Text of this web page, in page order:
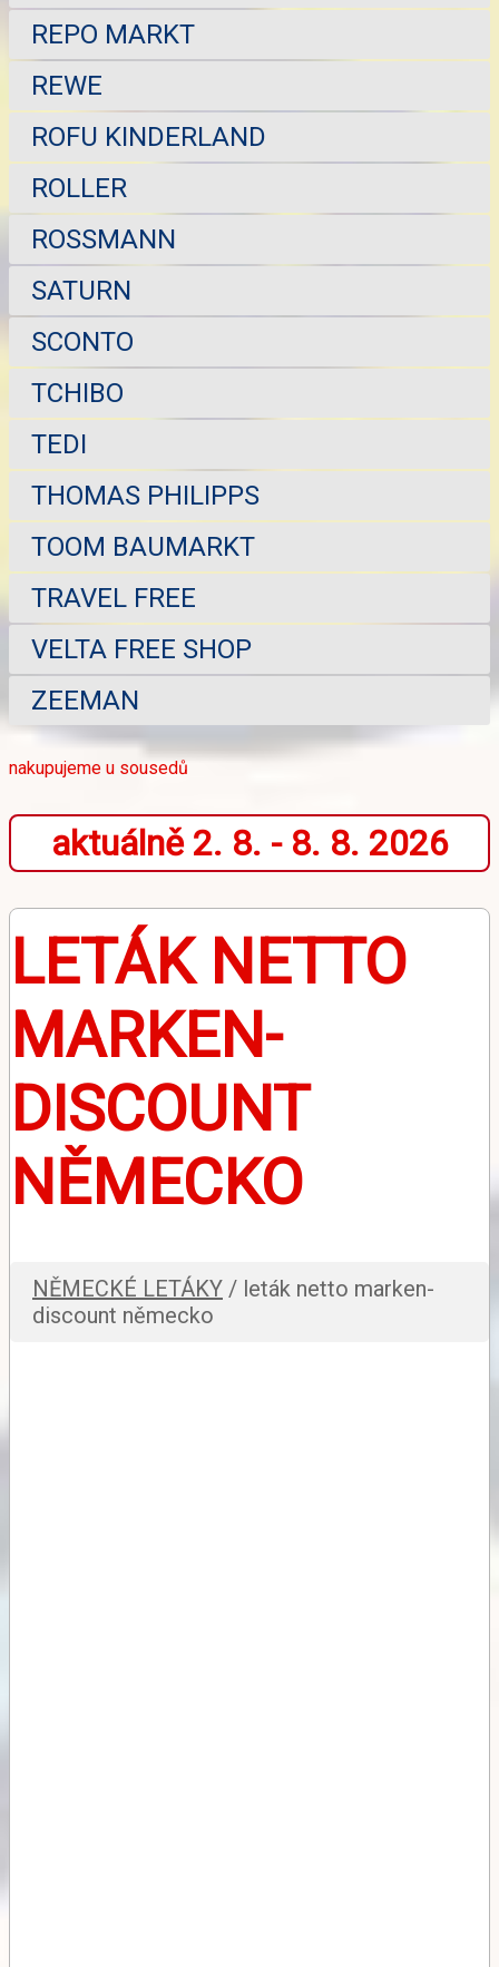
REPO MARKT
REWE
ROFU KINDERLAND
ROLLER
ROSSMANN
SATURN
SCONTO
TCHIBO
TEDI
THOMAS PHILIPPS
TOOM BAUMARKT
TRAVEL FREE
VELTA FREE SHOP
ZEEMAN
nakupujeme u sousedů
aktuálně 2. 8. - 8. 8. 2026
LETÁK NETTO
MARKEN-
DISCOUNT
NĚMECKO
NĚMECKÉ LETÁKY / leták netto marken-
discount německo